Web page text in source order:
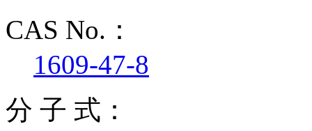
CAS No.：
1609-47-8
分 子 式：